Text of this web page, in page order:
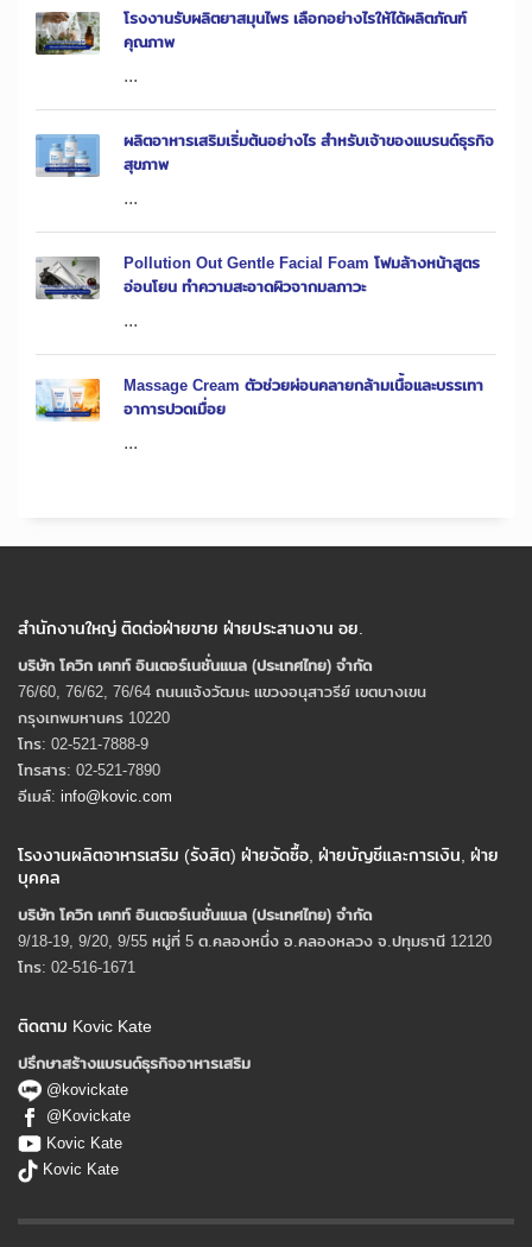
โรงงานรับผลิตยาสมุนไพร เลือกอย่างไรให้ได้ผลิตภัณฑ์
คุณภาพ
...
ผลิตอาหารเสริมเริ่มต้นอย่างไร สำหรับเจ้าของแบรนด์ธุรกิจ
สุขภาพ
...
Pollution Out Gentle Facial Foam โฟมล้างหน้าสูตร
อ่อนโยน ทำความสะอาดผิวจากมลภาวะ
...
Massage Cream ตัวช่วยผ่อนคลายกล้ามเนื้อและบรรเทา
อาการปวดเมื่อย
...
สำนักงานใหญ่ ติดต่อฝ่ายขาย ฝ่ายประสานงาน อย.
บริษัท โควิก เคทท์ อินเตอร์เนชั่นแนล (ประเทศไทย) จํากัด
76/60, 76/62, 76/64 ถนนแจ้งวัฒนะ แขวงอนุสาวรีย์ เขตบางเขน
กรุงเทพมหานคร 10220
โทร: 02-521-7888-9
โทรสาร: 02-521-7890
อีเมล์: info@kovic.com
โรงงานผลิตอาหารเสริม (รังสิต) ฝ่ายจัดซื้อ, ฝ่ายบัญชีและการเงิน, ฝ่าย
บุคคล
บริษัท โควิก เคทท์ อินเตอร์เนชั่นแนล (ประเทศไทย) จํากัด
9/18-19, 9/20, 9/55 หมู่ที่ 5 ต.คลองหนึ่ง อ.คลองหลวง จ.ปทุมธานี 12120
โทร: 02-516-1671
ติดตาม Kovic Kate
ปรึกษาสร้างแบรนด์ธุรกิจอาหารเสริม
@kovickate
@Kovickate
Kovic Kate
Kovic Kate